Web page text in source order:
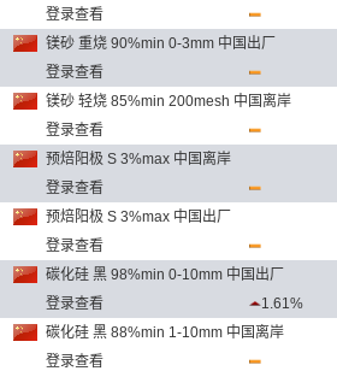
登录查看
镁砂 重烧 90%min 0-3mm 中国出厂
登录查看
镁砂 轻烧 85%min 200mesh 中国离岸
登录查看
预焙阳极 S 3%max 中国离岸
登录查看
预焙阳极 S 3%max 中国出厂
登录查看
碳化硅 黑 98%min 0-10mm 中国出厂
登录查看
1.61%
碳化硅 黑 88%min 1-10mm 中国离岸
登录查看